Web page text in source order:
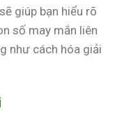
giúp bạn hiểu rõ
số may mắn liên
như cách hóa giải